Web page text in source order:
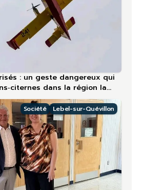
: un geste dangereux qui
dans la région la
Société Lebel-sur-Quévillon